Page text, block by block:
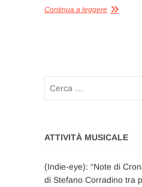
Continua a leggere
ATTIVITÀ MUSICALE
(Indie-eye): “Note di
di Stefano Corradino tra